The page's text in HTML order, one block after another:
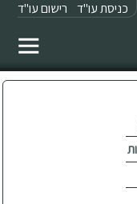
כניסת עו"ד רישום עו"ד